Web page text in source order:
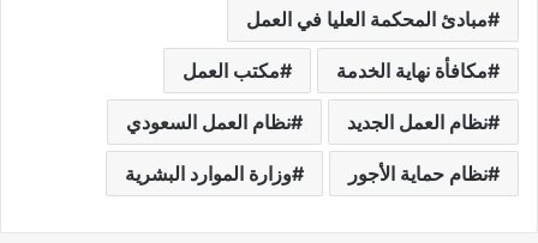
مبادئ المحكمة العليا في العمل
مكافأة نهاية الخدمة مكتب العمل
نظام العمل الجديد نظام العمل السعودي
نظام حماية الأجور وزارة الموارد البشرية